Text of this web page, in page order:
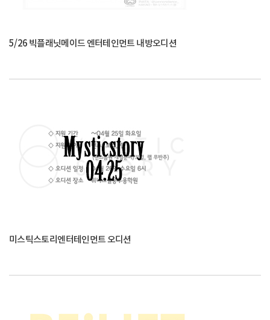
5/26 빅플래닛메이드 엔터테인먼트 내방오디션
미스틱스토리엔터테인먼트 오디션